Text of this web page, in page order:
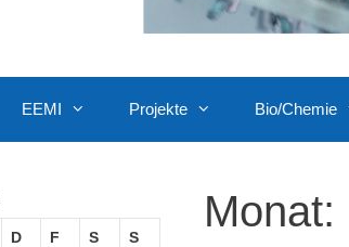
EEMI Projekte Bio/Chemie
Monat:
D F S S